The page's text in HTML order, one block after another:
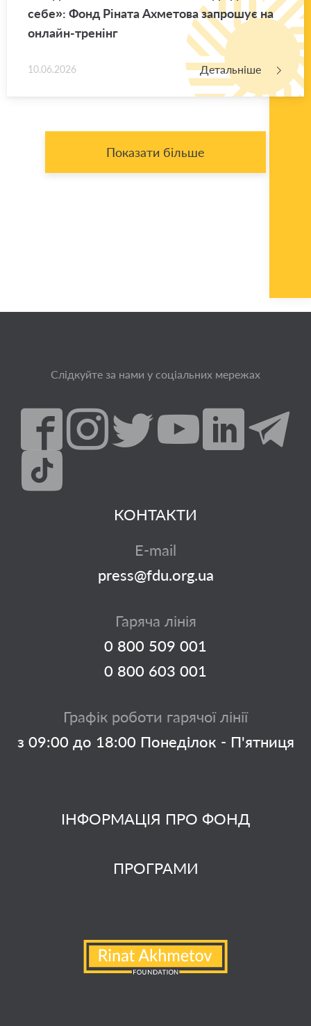
себе»: Фонд Рі­на­та Ахме­то­ва за­про­шує на
он­лайн-тре­нінг
10.06.2026 Детальніше
Показати більше
Слідкуйте за нами у соціальних мережах
ІНФОРМАЦІЯ ПРО ФОНД
ПРОГРАМИ
КОНТАКТИ
E-mail
press@fdu.org.ua
Гаряча лінія
0 800 509 001
0 800 603 001
Графік роботи гарячої лінії
з 09:00 до 18:00 Понеділок - П'ятниця